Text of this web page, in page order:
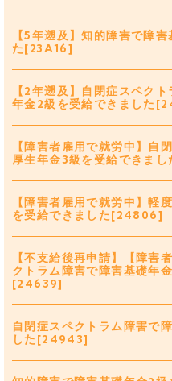
【5年遡及】知的障害で障
た[23A16]
【2年遡及】自閉症スペク
年金2級を受給できました
【障害者雇用で就労中】自
厚生年金3級を受給できま
【障害者雇用で就労中】軽
を受給できました[24806]
【不支給後再申請】【障害
クトラム障害で障害基礎年
[24639]
自閉症スペクトラム障害で
した[24943]